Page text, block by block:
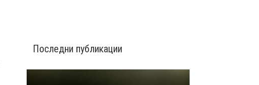
Последни публикации